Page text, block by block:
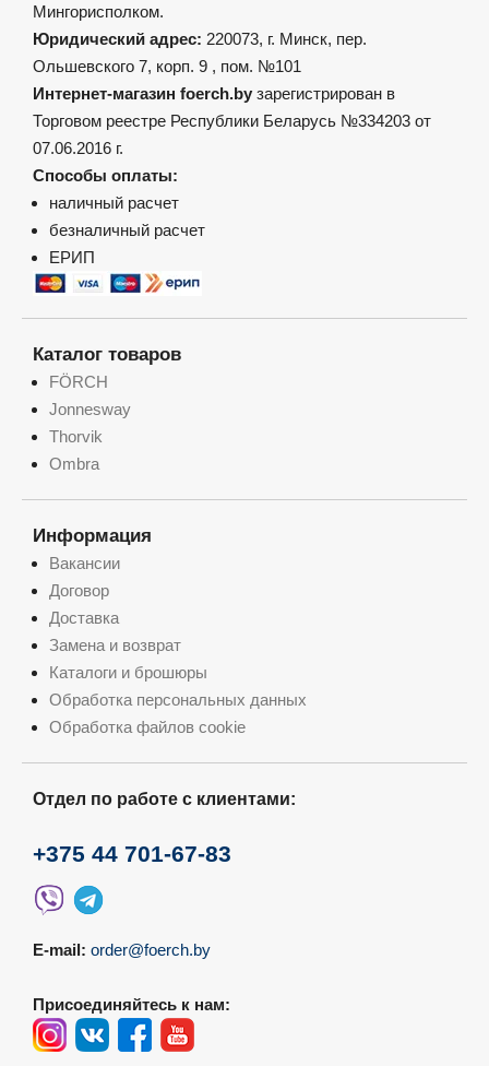
Мингорисполком.
Юридический адрес: 220073, г. Минск, пер.
Ольшевского 7, корп. 9 , пом. №101
Интернет-магазин foerch.by зарегистрирован в
Торговом реестре Республики Беларусь №334203 от
07.06.2016 г.
Способы оплаты:
наличный расчет
безналичный расчет
ЕРИП
Каталог товаров
FÖRCH
Jonnesway
Thorvik
Ombra
Информация
Вакансии
Договор
Доставка
Замена и возврат
Каталоги и брошюры
Обработка персональных данных
Обработка файлов cookie
Отдел по работе с клиентами:
+375 44 701-67-83
E-mail: order@foerch.by
Присоединяйтесь к нам: